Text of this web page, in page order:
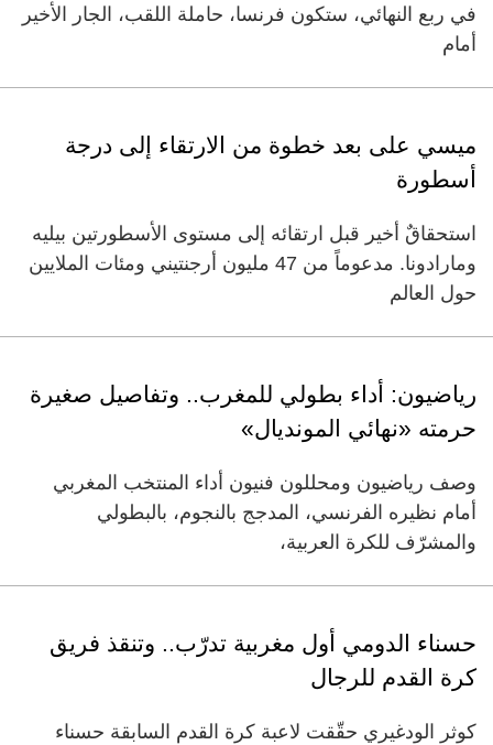
في ربع النهائي، ستكون فرنسا، حاملة اللقب، الجار الأخير
أمام
ميسي على بعد خطوة من الارتقاء إلى درجة
أسطورة
استحقاقٌ أخير قبل ارتقائه إلى مستوى الأسطورتين بيليه
ومارادونا. مدعوماً من 47 مليون أرجنتيني ومئات الملايين
حول العالم
رياضيون: أداء بطولي للمغرب.. وتفاصيل صغيرة
حرمته «نهائي المونديال»
وصف رياضيون ومحللون فنيون أداء المنتخب المغربي
أمام نظيره الفرنسي، المدجج بالنجوم، بالبطولي
والمشرّف للكرة العربية،
حسناء الدومي أول مغربية تدرّب.. وتنقذ فريق
كرة القدم للرجال
كوثر الودغيري حقّقت لاعبة كرة القدم السابقة حسناء